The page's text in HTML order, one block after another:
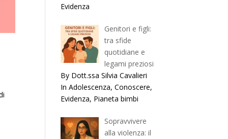
Evidenza
Genitori e figli:
tra sfide
quotidiane e
legami preziosi
By Dott.ssa Silvia Cavalieri
In Adolescenza, Conoscere,
Evidenza, Pianeta bimbi
Sopravvivere
alla violenza: il